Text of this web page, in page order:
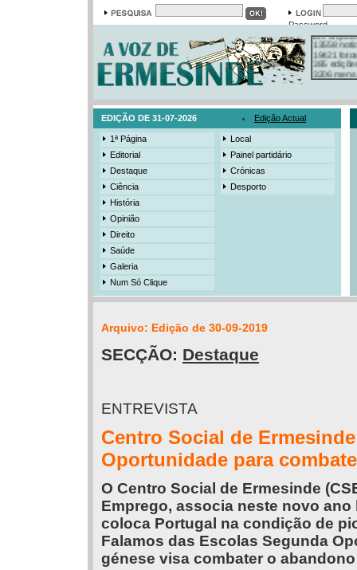
Password
Em arquivo
13558
19421
385
3206
525
EDIÇÃO DE 31-07-2026 Edição Actual
1ª Página
Editorial
Destaque
Ciência
História
Opinião
Direito
Saúde
Galeria
Num Só Clique
Local
Painel partidário
Crónicas
Desporto
Arquivo: Edição de 30-09-2019
SECÇÃO: Destaque
ENTREVISTA
Centro Social de
Oportunidade para
O Centro Social de Ermesinde
Emprego, associa neste novo
coloca Portugal na condição de
Falamos das Escolas Segunda
génese visa combater o